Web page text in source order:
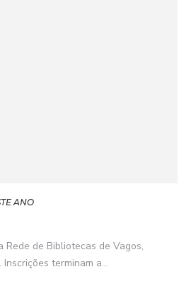
ANO
Rede de Bibliotecas de Vagos,
terminam a...